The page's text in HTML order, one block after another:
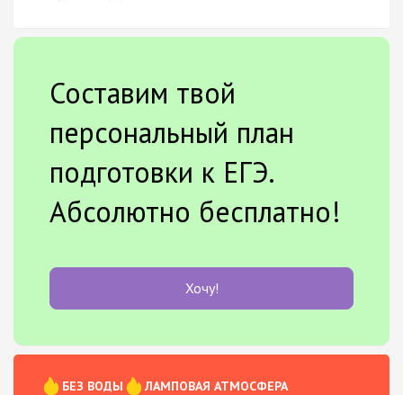
Составим твой
персональный план
подготовки к ЕГЭ.
Абсолютно бесплатно!
Хочу!
БЕЗ ВОДЫ
ЛАМПОВАЯ АТМОСФЕРА